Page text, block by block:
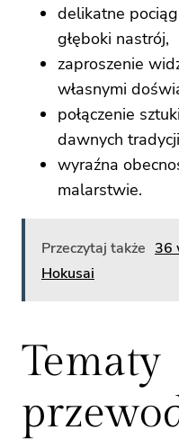
delikatne
głęboki nastrój,
zaproszenie
własnymi
połączenie
dawnych
wyraźna
malarstwie.
Przeczytaj także 36
Hokusai
Tematy